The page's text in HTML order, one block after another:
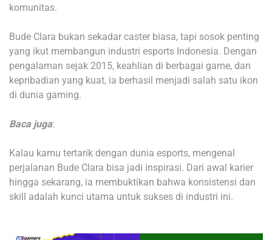
komunitas.
Bude Clara bukan sekadar caster biasa, tapi sosok penting
yang ikut membangun industri esports Indonesia. Dengan
pengalaman sejak 2015, keahlian di berbagai game, dan
kepribadian yang kuat, ia berhasil menjadi salah satu ikon
di dunia gaming.
Baca juga:
Kalau kamu tertarik dengan dunia esports, mengenal
perjalanan Bude Clara bisa jadi inspirasi. Dari awal karier
hingga sekarang, ia membuktikan bahwa konsistensi dan
skill adalah kunci utama untuk sukses di industri ini.